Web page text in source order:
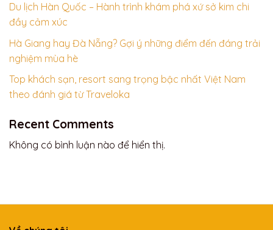
Du lịch Hàn Quốc – Hành trình khám phá xứ sở kim chi
đầy cảm xúc
Hà Giang hay Đà Nẵng? Gợi ý những điểm đến đáng trải
nghiệm mùa hè
Top khách sạn, resort sang trọng bậc nhất Việt Nam
theo đánh giá từ Traveloka
Recent Comments
Không có bình luận nào để hiển thị.